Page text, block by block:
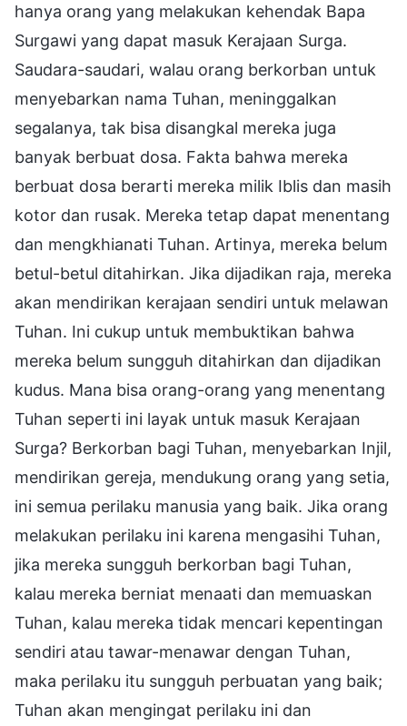
hanya orang yang melakukan kehendak Bapa
Surgawi yang dapat masuk Kerajaan Surga.
Saudara-saudari, walau orang berkorban untuk
menyebarkan nama Tuhan, meninggalkan
segalanya, tak bisa disangkal mereka juga
banyak berbuat dosa. Fakta bahwa mereka
berbuat dosa berarti mereka milik Iblis dan masih
kotor dan rusak. Mereka tetap dapat menentang
dan mengkhianati Tuhan. Artinya, mereka belum
betul-betul ditahirkan. Jika dijadikan raja, mereka
akan mendirikan kerajaan sendiri untuk melawan
Tuhan. Ini cukup untuk membuktikan bahwa
mereka belum sungguh ditahirkan dan dijadikan
kudus. Mana bisa orang-orang yang menentang
Tuhan seperti ini layak untuk masuk Kerajaan
Surga? Berkorban bagi Tuhan, menyebarkan Injil,
mendirikan gereja, mendukung orang yang setia,
ini semua perilaku manusia yang baik. Jika orang
melakukan perilaku ini karena mengasihi Tuhan,
jika mereka sungguh berkorban bagi Tuhan,
kalau mereka berniat menaati dan memuaskan
Tuhan, kalau mereka tidak mencari kepentingan
sendiri atau tawar-menawar dengan Tuhan,
maka perilaku itu sungguh perbuatan yang baik;
Tuhan akan mengingat perilaku ini dan